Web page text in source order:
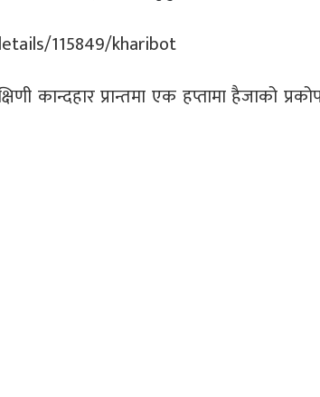
कान्दहार प्रान्तमा एक हप्तामा हैजाको